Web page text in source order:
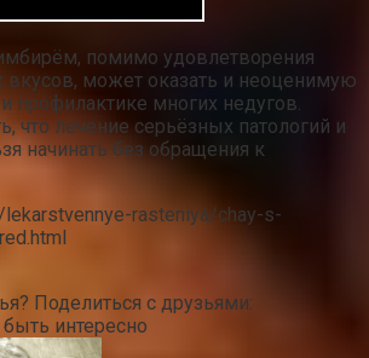
помимо удовлетворения
вкусов, может оказать и неоценимую
профилактике многих недугов.
что лечение серьёзных патологий и
начинать без обращения к
rasteniya/chay-s-
Поделиться с друзьями:
интересно